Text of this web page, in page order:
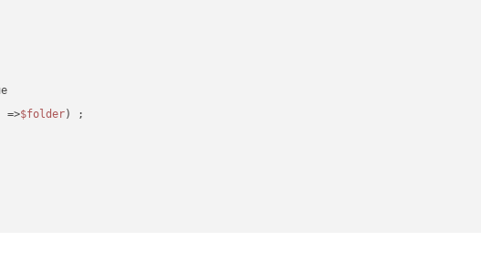
=>$folder) ;